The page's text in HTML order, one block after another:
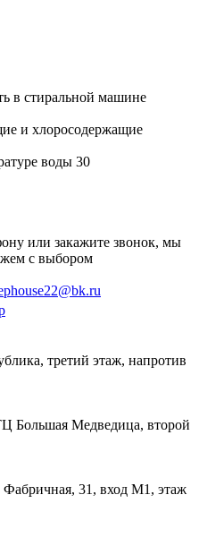
или закажите звонок, мы
с выбором
третий этаж, напротив
Большая Медведица, второй
31, вход М1, этаж